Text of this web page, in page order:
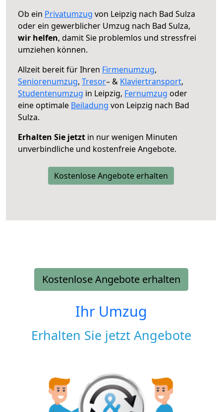
Ob ein Privatumzug von Leipzig nach Bad Sulza
oder ein gewerblicher Umzug nach Bad Sulza,
wir helfen, damit Sie problemlos und stressfrei
umziehen können.
Allzeit bereit für Ihren Firmenumzug,
Seniorenumzug, Tresor– & Klaviertransport,
Studentenumzug in Leipzig, Fernumzug oder
eine optimale Beiladung von Leipzig nach Bad
Sulza.
Erhalten Sie jetzt in nur wenigen Minuten
unverbindliche und kostenfreie Angebote.
Kostenlose Angebote erhalten
Kostenlose Angebote erhalten
Ihr Umzug
Erhalten Sie jetzt Angebote